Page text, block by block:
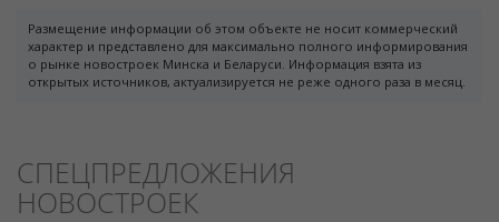
Размещение информации об этом объекте не носит коммерческий
характер и представлено для максимально полного информирования
о рынке новостроек Минска и Беларуси. Информация взята из
открытых источников, актуализируется не реже одного раза в месяц.
СПЕЦПРЕДЛОЖЕНИЯ
НОВОСТРОЕК